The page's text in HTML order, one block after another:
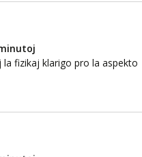
fizikaj klarigo pro la aspekto